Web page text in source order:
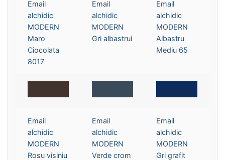
Email
alchidic
MODERN
Maro
Ciocolata
8017
Email
alchidic
MODERN
Gri albastrui
Email
alchidic
MODERN
Albastru
Mediu 65
Email
alchidic
MODERN
Rosu visiniu
Email
alchidic
MODERN
Verde crom
Email
alchidic
MODERN
Gri grafit